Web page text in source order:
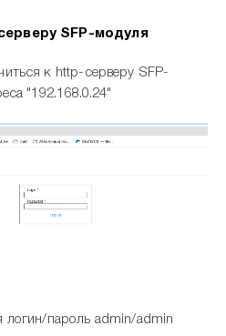
SFP-модуля
к http-серверу SFP-
"192.168.0.24"
логин/пароль admin/admin